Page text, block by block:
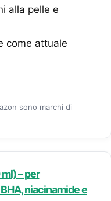
alla pelle e
come attuale
sono marchi di
– per
niacinamide e